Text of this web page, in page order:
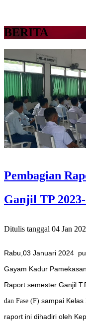
BERITA
Pembagian
Ganjil TP
Ditulis tanggal 04 Jan
Rabu,03 Januari 2024
Gayam Kadur
Raport semester Ganjil
dan Fase (F) sampai Kelas
raport ini dihadiri oleh